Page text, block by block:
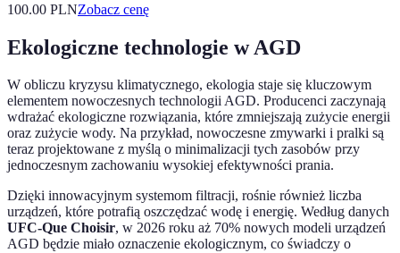
100.00 PLNZobacz cenę
Ekologiczne technologie w AGD
W obliczu kryzysu klimatycznego, ekologia staje się kluczowym
elementem nowoczesnych technologii AGD. Producenci zaczynają
wdrażać ekologiczne rozwiązania, które zmniejszają zużycie energii
oraz zużycie wody. Na przykład, nowoczesne zmywarki i pralki są
teraz projektowane z myślą o minimalizacji tych zasobów przy
jednoczesnym zachowaniu wysokiej efektywności prania.
Dzięki innowacyjnym systemom filtracji, rośnie również liczba
urządzeń, które potrafią oszczędzać wodę i energię. Według danych
UFC-Que Choisir, w 2026 roku aż 70% nowych modeli urządzeń
AGD będzie miało oznaczenie ekologicznym, co świadczy o